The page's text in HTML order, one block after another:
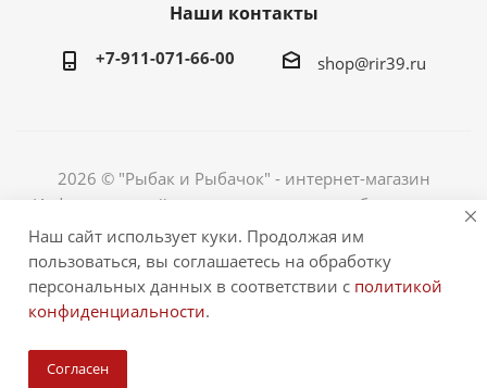
Наши контакты
+7-911-071-66-00 shop@rir39.ru
2026 © "Рыбак и Рыбачок" - интернет-магазин
Информация сайта защищена законом об авторских
правах. Индивидуальный предприниматель Рогов
Сергей Юрьевич. ИНН 390600967290. ОГРНИП
324390000064229.
Наш сайт использует куки. Продолжая им
пользоваться, вы соглашаетесь на обработку
персональных данных в соответствии с политикой
конфиденциальности.
Согласен